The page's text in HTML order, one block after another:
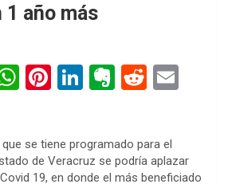
año más
W
s
Pi
es
Li
dI
E
ot
R
di
se tiene programado para el
de Veracruz se podría aplazar
19, en donde el más beneficiado